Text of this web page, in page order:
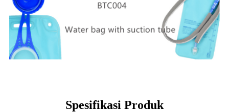
Spesifikasi Produk